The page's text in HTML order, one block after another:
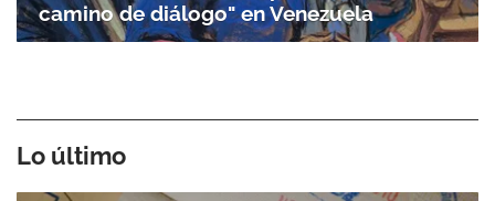
camino de diálogo" en Venezuela
Lo último